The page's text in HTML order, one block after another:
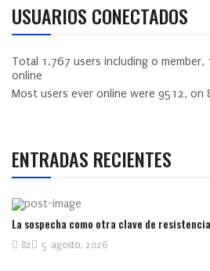
USUARIOS CONECTADOS
Total 1.767 users including 0 member,
online
Most users ever online were 9512, on
ENTRADAS RECIENTES
La sospecha como otra clave de resistencia
5 agosto, 2026
82